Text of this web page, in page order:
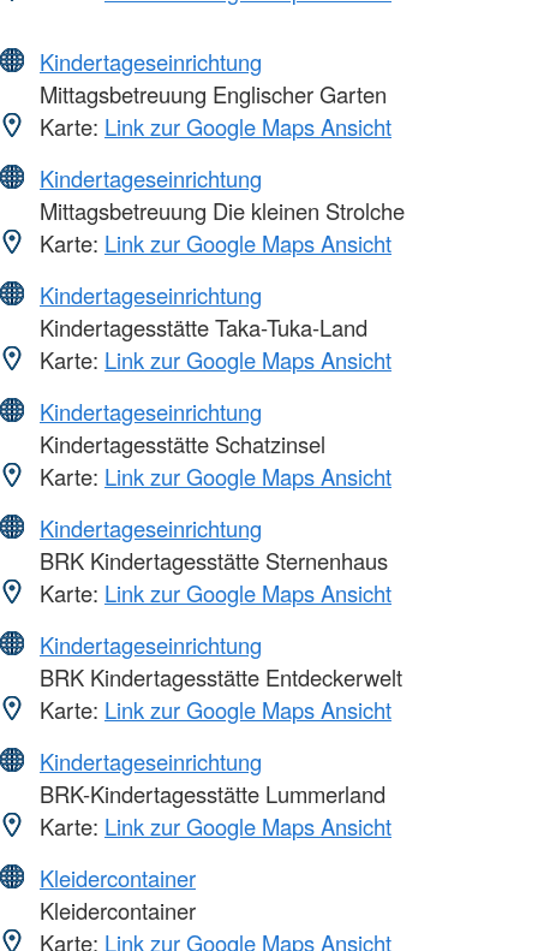
Kindertageseinrichtung
Mittagsbetreuung Englischer Garten
Karte: Link zur Google Maps Ansicht
Kindertageseinrichtung
Mittagsbetreuung Die kleinen Strolche
Karte: Link zur Google Maps Ansicht
Kindertageseinrichtung
Kindertagesstätte Taka-Tuka-Land
Karte: Link zur Google Maps Ansicht
Kindertageseinrichtung
Kindertagesstätte Schatzinsel
Karte: Link zur Google Maps Ansicht
Kindertageseinrichtung
BRK Kindertagesstätte Sternenhaus
Karte: Link zur Google Maps Ansicht
Kindertageseinrichtung
BRK Kindertagesstätte Entdeckerwelt
Karte: Link zur Google Maps Ansicht
Kindertageseinrichtung
BRK-Kindertagesstätte Lummerland
Karte: Link zur Google Maps Ansicht
Kleidercontainer
Kleidercontainer
Karte: Link zur Google Maps Ansicht